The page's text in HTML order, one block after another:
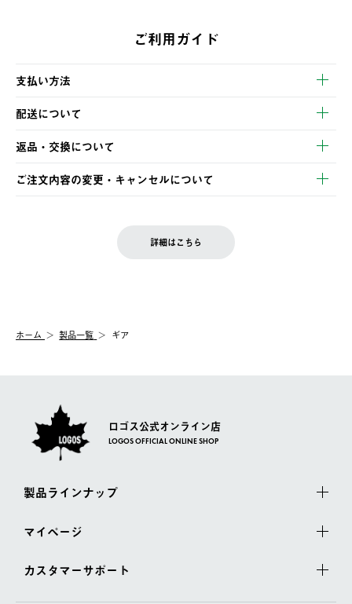
ご利用ガイド
支払い方法
以下のいずれかの方法でお支払いいただけます。
・クレジットカード決済
・コンビニ決済
・Pay-easy決済
配送について
【発送スケジュール】
ご注文・ご入金完了より2営業日以内に商品を発送いたします。
土日祝の発送はございませんので、木曜日以降のご注文は週明け
の発送となる場合がございます。
【配送業者】
佐川急便にて配送されます。
返品・交換について
※お客様都合の場合
お客様都合の返品にかかる送料は、お客様ご負担とさせていただ
一度お手元の商品を返品いただき、ご希望商品を再注文してくだ
ご注文内容の変更・キャンセルについて
LOGOS FAMILY会員の方は、会員マイページ内 購入履歴画面に
詳細はこちら
ホーム 製品一覧 ギア
ロゴス公式オンライン店
LOGOS OFFICIAL ONLINE SHOP
製品ラインナップ
マイページ
カスタマーサポート